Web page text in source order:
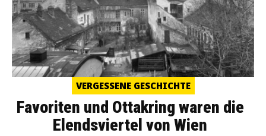
VERGESSENE GESCHICHTE
Favoriten und Ottakring waren die
Elendsviertel von Wien